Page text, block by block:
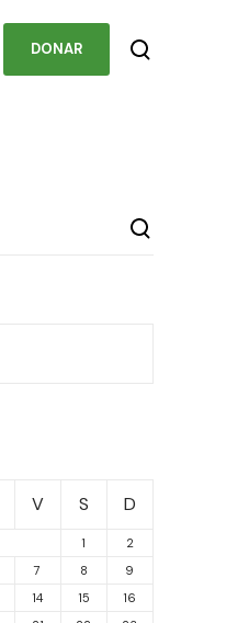
DONAR
V S D
1
2
7 8
9
14 15
16